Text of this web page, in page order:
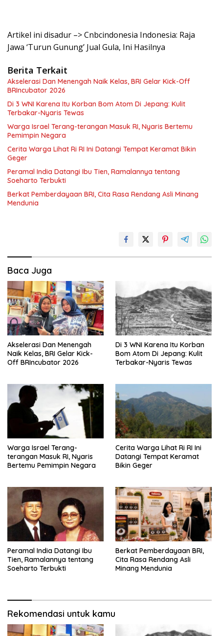
Artikel ini disadur –> Cnbcindonesia Indonesia: Raja
Jawa ‘Turun Gunung’ Jual Gula, Ini Hasilnya
Berita Terkait
Akselerasi Dan Menengah Naik Kelas, BRI Gelar Kick-Off
BRIncubator 2026
Di 3 WNI Karena Itu Korban Bom Atom Di Jepang: Kulit
Terbakar-Nyaris Tewas
Warga Israel Terang-terangan Masuk RI, Nyaris Bertemu
Pemimpin Negara
Cerita Warga Lihat Ri RI Ini Datangi Tempat Keramat Bikin
Geger
Peramal India Datangi Ibu Tien, Ramalannya tentang
Soeharto Terbukti
Berkat Pemberdayaan BRI, Cita Rasa Rendang Asli Minang
Mendunia
Baca Juga
Akselerasi Dan Menengah
Naik Kelas, BRI Gelar Kick-
Off BRIncubator 2026
Di 3 WNI Karena Itu Korban
Bom Atom Di Jepang: Kulit
Terbakar-Nyaris Tewas
Warga Israel Terang-
terangan Masuk RI, Nyaris
Bertemu Pemimpin Negara
Cerita Warga Lihat Ri RI Ini
Datangi Tempat Keramat
Bikin Geger
Peramal India Datangi Ibu
Tien, Ramalannya tentang
Soeharto Terbukti
Berkat Pemberdayaan BRI,
Cita Rasa Rendang Asli
Minang Mendunia
Rekomendasi untuk kamu